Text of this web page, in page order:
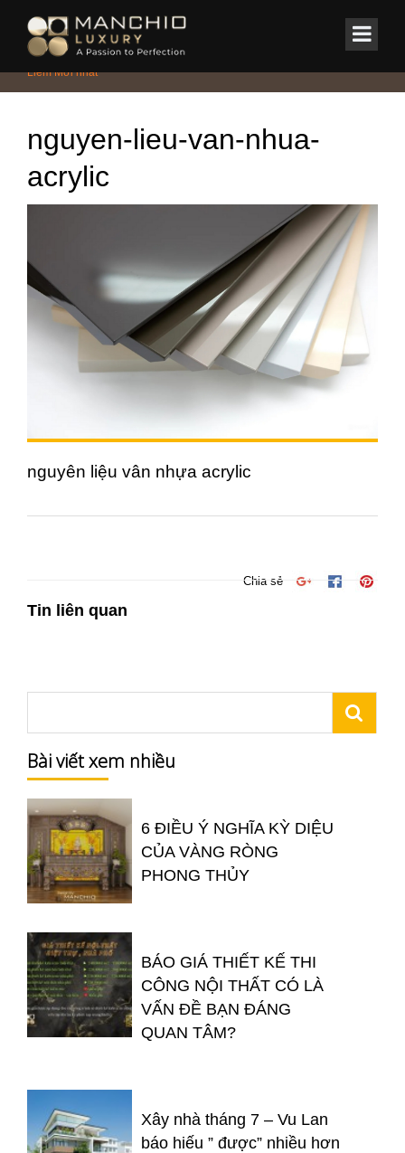
Home/Tin Tức & Sự Kiện/Bảng Giá Thiết Kế Nội Thất Tại Nam Từ
Liêm Mới nhất
nguyen-lieu-van-nhua-
acrylic
nguyên liệu vân nhựa acrylic
Chia sẻ
Tin liên quan
Bài viết xem nhiều
6 ĐIỀU Ý NGHĨA KỲ DIỆU
CỦA VÀNG RÒNG
PHONG THỦY
BÁO GIÁ THIẾT KẾ THI
CÔNG NỘI THẤT CÓ LÀ
VẤN ĐỀ BẠN ĐÁNG
QUAN TÂM?
Xây nhà tháng 7 – Vu Lan
báo hiếu ” được” nhiều hơn